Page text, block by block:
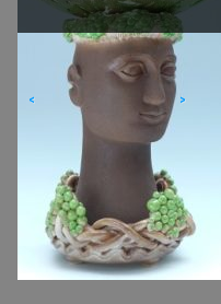
Casasempere
< >